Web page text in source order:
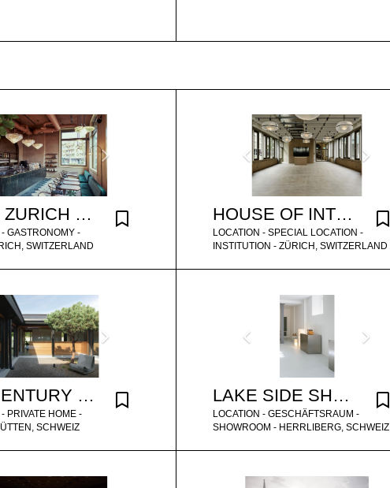
COZY ZURICH CAFE
- GASTRONOMY -
SWITZERLAND
HOUSE OF INTERIORS ZURICH
LOCATION - SPECIAL LOCATION -
INSTITUTION - ZÜRICH, SWITZERLAND
MID CENTURY DESIGN BUNGALOW ZURICH
PRIVATE HOME -
SCHWEIZ
LAKE SIDE SHOWROOM
LOCATION - GESCHÄFTSRAUM -
SHOWROOM - HERRLIBERG, SCHWEIZ